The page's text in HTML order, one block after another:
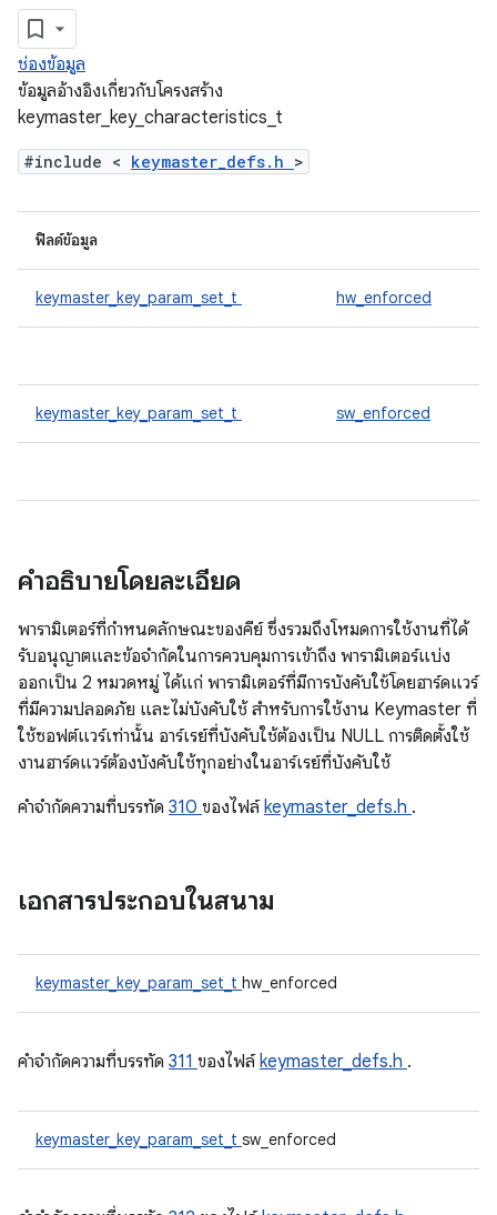
ช่องข้อมูล
ข้อมูลอ้างอิงเกี่ยวกับโครงสร้าง
keymaster_key_characteristics_t
#include < keymaster_defs.h >
ฟิลด์ข้อมูล
keymaster_key_param_set_t hw_enforced
keymaster_key_param_set_t sw_enforced
คำอธิบายโดยละเอียด
พารามิเตอร์ที่กําหนดลักษณะของคีย์ ซึ่งรวมถึงโหมดการใช้งานที่ได้
รับอนุญาตและข้อจํากัดในการควบคุมการเข้าถึง พารามิเตอร์แบ่ง
ออกเป็น 2 หมวดหมู่ ได้แก่ พารามิเตอร์ที่มีการบังคับใช้โดยฮาร์ดแวร์
ที่มีความปลอดภัย และไม่บังคับใช้ สำหรับการใช้งาน Keymaster ที่
ใช้ซอฟต์แวร์เท่านั้น อาร์เรย์ที่บังคับใช้ต้องเป็น NULL การติดตั้งใช้
งานฮาร์ดแวร์ต้องบังคับใช้ทุกอย่างในอาร์เรย์ที่บังคับใช้
คําจํากัดความที่บรรทัด 310 ของไฟล์keymaster_defs.h .
เอกสารประกอบในสนาม
keymaster_key_param_set_t hw_enforced
คําจํากัดความที่บรรทัด 311 ของไฟล์keymaster_defs.h .
keymaster_key_param_set_t sw_enforced